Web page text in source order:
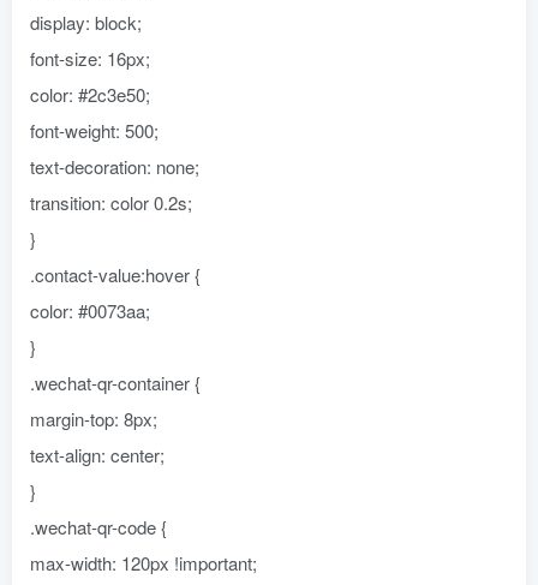
display: block;
font-size: 16px;
color: #2c3e50;
font-weight: 500;
text-decoration: none;
transition: color 0.2s;
}
.contact-value:hover {
color: #0073aa;
}
.wechat-qr-container {
margin-top: 8px;
text-align: center;
}
.wechat-qr-code {
max-width: 120px !important;